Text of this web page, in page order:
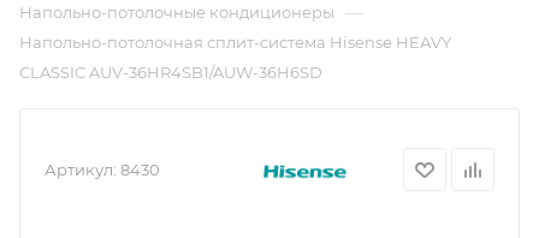
Напольно-потолочные кондиционеры —
Напольно-потолочная сплит-система Hisense HEAVY
CLASSIC AUV-36HR4SB1/AUW-36H6SD
Артикул: 8430